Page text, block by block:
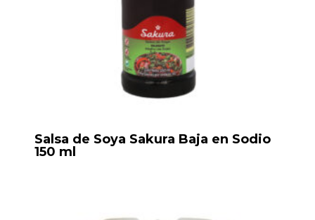
Salsa de Soya Sakura Baja en Sodio
150 ml